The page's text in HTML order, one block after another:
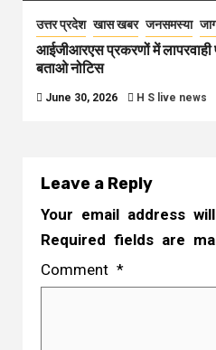
उत्तर प्रदेश खास खबर जनसमस्या
आईजीआरएस प्रकरणों में लापरवाही
बताओ नोटिस
June 30, 2026 H S live news
Leave a Reply
Your email address
Required fields are
Comment *